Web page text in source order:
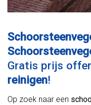
Gratis prijs
reinigen!
Op zoek naar een